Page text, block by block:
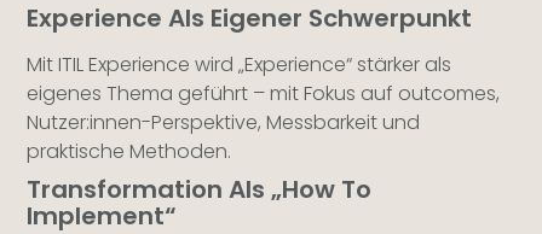
Experience Als Eigener Schwerpunkt
Mit ITIL Experience wird „Experience“ stärker als
eigenes Thema geführt – mit Fokus auf outcomes,
Nutzer:innen-Perspektive, Messbarkeit und
praktische Methoden.
Transformation Als „How To
Implement“